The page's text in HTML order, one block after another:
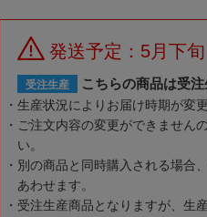
発送予定：5月下旬
受注生産 こちらの商品は受注
生産状況によりお届け時期が変
ご注文内容の変更ができません
い。
別の商品と同時購入される場合
あわせます。
受注生産商品となりますが、生